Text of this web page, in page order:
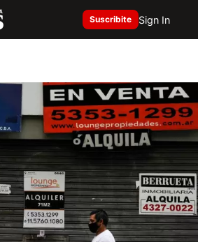
Suscribite Sign In